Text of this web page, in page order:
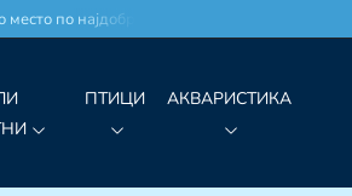
по најдобри цени!
ПТИЦИ АКВАРИСТИКА